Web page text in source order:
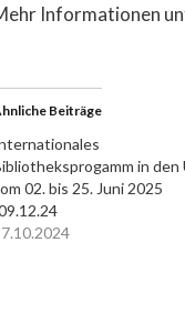
Informationen
Beiträge
in den
02. bis 25. Juni 2025